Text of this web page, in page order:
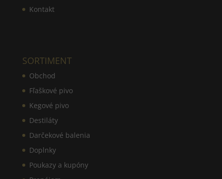
Kontakt
SORTIMENT
Obchod
Fľaškové pivo
Kegové pivo
Destiláty
Darčekové balenia
Doplnky
Poukazy a kupóny